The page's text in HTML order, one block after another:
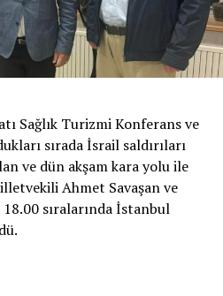
Sağlık Turizmi Konferans ve
sırada İsrail saldırıları
ve dün akşam kara yolu ile
Ahmet Savaşan ve
sıralarında İstanbul